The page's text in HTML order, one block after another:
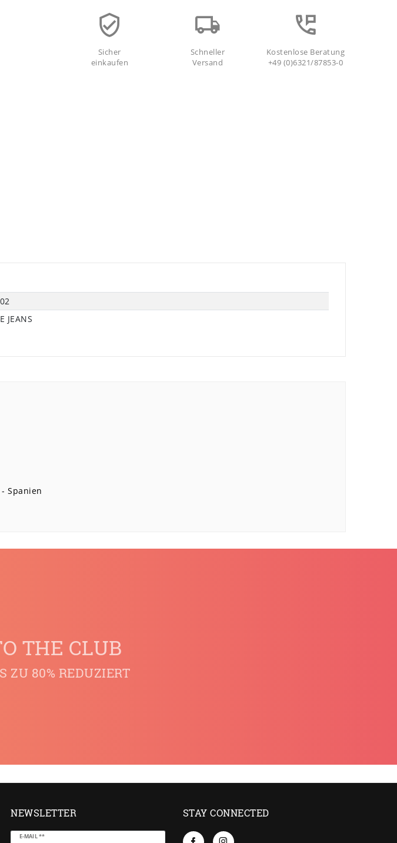
Sicher
einkaufen
Schneller
Versand
Kostenlose Beratung
+49 (0)6321/87853-0
JEANS
Spanien
THE CLUB
ZU 80% REDUZIERT
NEWSLETTER
E-MAIL **
Newsletter
STAY CONNECTED